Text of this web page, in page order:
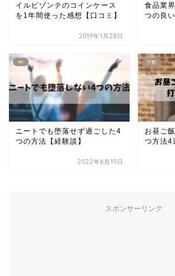
イルビゾンテのコインケース
を1年間使った感想【口コミ】
2019年1月28日
食品業
つの良
etc
ニートでも堕落せず過ごした4
つの方法【経験談】
2022年6月19日
行動
お昼ご
つ方法4
スポンサーリンク